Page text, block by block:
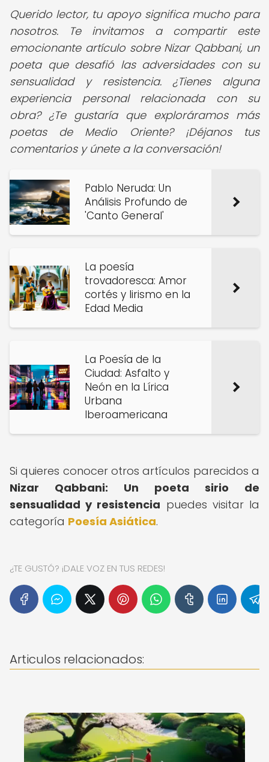
Querido lector, tu apoyo significa mucho para
nosotros. Te invitamos a compartir este
emocionante artículo sobre Nizar Qabbani, un
poeta que desafió las adversidades con su
sensualidad y resistencia. ¿Tienes alguna
experiencia personal relacionada con su
obra? ¿Te gustaría que exploráramos más
poetas de Medio Oriente? ¡Déjanos tus
comentarios y únete a la conversación!
Pablo Neruda: Un
Análisis Profundo de
'Canto General'
La poesía
trovadoresca: Amor
cortés y lirismo en la
Edad Media
La Poesía de la
Ciudad: Asfalto y
Neón en la Lírica
Urbana
Iberoamericana
Si quieres conocer otros artículos parecidos a
Nizar Qabbani: Un poeta sirio de
sensualidad y resistencia puedes visitar la
categoría Poesía Asiática.
¿TE GUSTÓ? ¡DALE VOZ EN TUS REDES!
Articulos relacionados: